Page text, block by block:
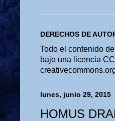
DERECHOS DE
Todo el contenido
bajo una licencia
lunes, junio 29, 2015
HOMUS